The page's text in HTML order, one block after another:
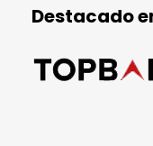
Destacado